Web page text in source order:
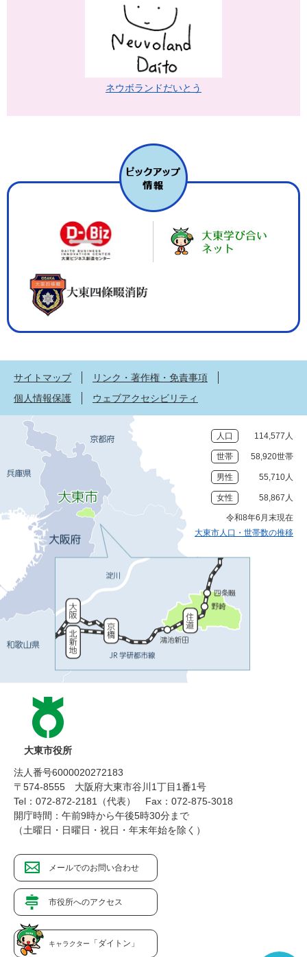
ネウボランドだいとう
サイトマップ
リンク・著作権・免責事項
個人情報保護
ウェブアクセシビリティ
人口 114,577人
世帯 58,920世帯
男性 55,710人
女性 58,867人
令和8年6月末現在
大東市人口・世帯数の推移
大東市役所
法人番号6000020272183
〒574-8555 大阪府大東市谷川1丁目1番1号
Tel：072-872-2181（代表）
Fax：072-875-3018
開庁時間：午前9時から午後5時30分まで
（土曜日・日曜日・祝日・年末年始を除く）
メールでのお問い合わせ
市役所へのアクセス
キャラクター 「ダイトン」